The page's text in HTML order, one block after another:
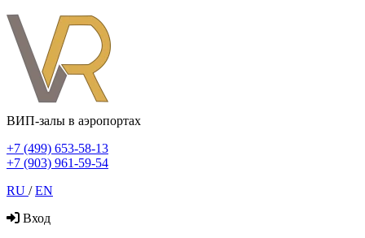
ВИП-залы в аэропортах
+7 (499) 653-58-13
+7 (903) 961-59-54
RU /EN
Вход